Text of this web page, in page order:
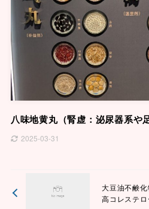
八味地黄丸（腎虚：泌尿器系や
2025-03-31
大豆油不鹸
高コレステ